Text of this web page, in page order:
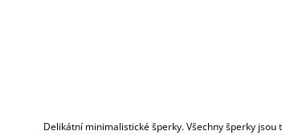
Delikátní minimalistické šperky. Všechny šperky